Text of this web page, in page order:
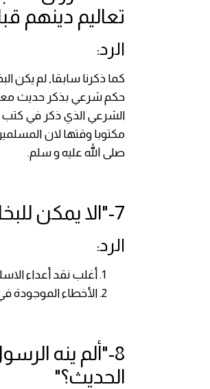
تعاليم دينهم
الرد:
كما ذكرنا سابقا, لم يكن
حكم شرعي بذكر حديث
الشرعي الذي ذكر في كتب
مكتوبا وقتها لان
صلى الله عليه و سلم.
7-"الا يمكن للبخاري ان يخطئ؟"
الرد:
أغلب نقد أعداء
الأخطاء الموجودة
8-"ألم ينه
الحديث؟"